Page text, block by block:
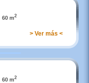
60 m2
> Ver más <
60 m2